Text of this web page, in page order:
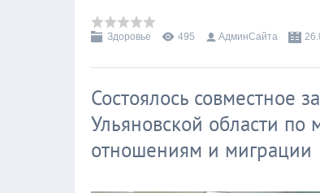
Здоровье 495 АдминСайта
Состоялось совместное
Ульяновской области
отношениям и миграции